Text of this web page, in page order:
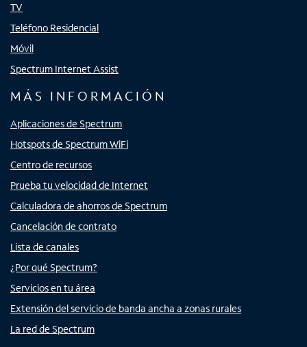
TV
Teléfono Residencial
Móvil
Spectrum Internet Assist
MÁS INFORMACIÓN
Aplicaciones de Spectrum
Hotspots de Spectrum WiFi
Centro de recursos
Prueba tu velocidad de Internet
Calculadora de ahorros de Spectrum
Cancelación de contrato
Lista de canales
¿Por qué Spectrum?
Servicios en tu área
Extensión del servicio de banda ancha a zonas rurales
La red de Spectrum